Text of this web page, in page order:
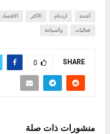
أجندة ازدحام الأكثر الاقتصاد
فعاليات والسياحة
SHARE
0
منشورات ذات صلة